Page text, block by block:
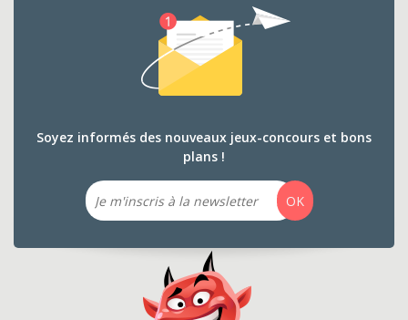
Soyez informés des nouveaux jeux-concours et bons
plans !
Email
OK